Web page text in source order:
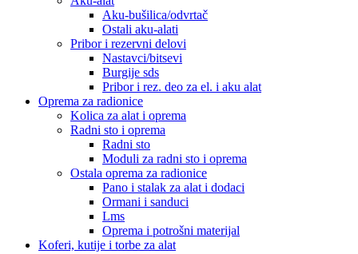
Aku-bušilica/odvrtač
Ostali aku-alati
Pribor i rezervni delovi
Nastavci/bitsevi
Burgije sds
Pribor i rez. deo za el. i aku alat
Oprema za radionice
Kolica za alat i oprema
Radni sto i oprema
Radni sto
Moduli za radni sto i oprema
Ostala oprema za radionice
Pano i stalak za alat i dodaci
Ormani i sanduci
Lms
Oprema i potrošni materijal
Koferi, kutije i torbe za alat